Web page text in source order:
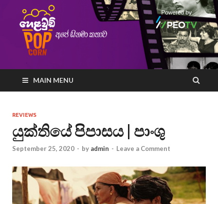
MAIN MENU
REVIEWS
යුක්තියේ පිපාසය | පාංශු
September 25, 2020 - by admin - Leave a Comment